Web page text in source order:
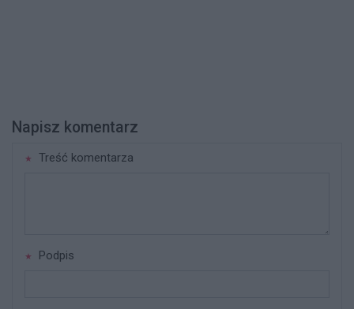
Napisz komentarz
Treść komentarza
Podpis